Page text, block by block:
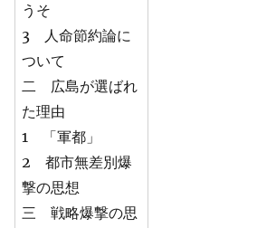
うそ
3 人命節約論に
ついて
二 広島が選ばれ
た理由
1 「軍都」
2 都市無差別爆
撃の思想
三 戦略爆撃の思